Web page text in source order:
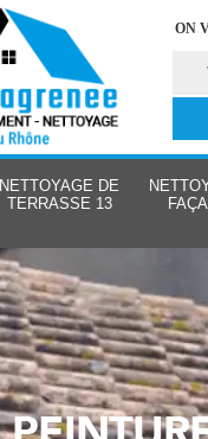
ON
NETTOYAGE DE
TERRASSE 13